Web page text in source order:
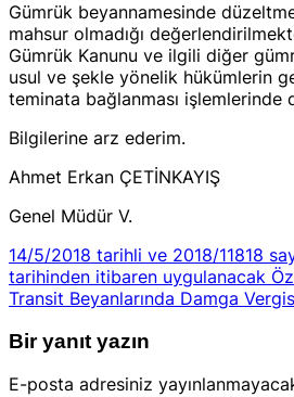
Gümrük beyannamesinde
mahsur olmadığı
Gümrük Kanunu ve ilgili diğer
usul ve şekle yönelik hükümlerin
teminata bağlanması işlemlerinde
Bilgilerine arz ederim.
Ahmet Erkan ÇETİNKAYIŞ
Genel Müdür V.
14/5/2018 tarihli ve 2018/11818
tarihinden itibaren uygulanacak
Transit Beyanlarında Damga
Bir yanıt yazın
E-posta adresiniz